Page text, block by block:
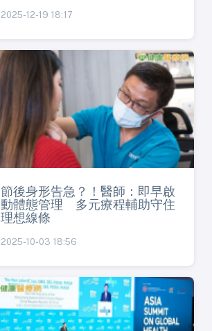
2025-12-19 18:17
節後身形告急？！醫師：即早啟
動體態管理 多元療程輔助守住
理想線條
2025-10-03 18:56